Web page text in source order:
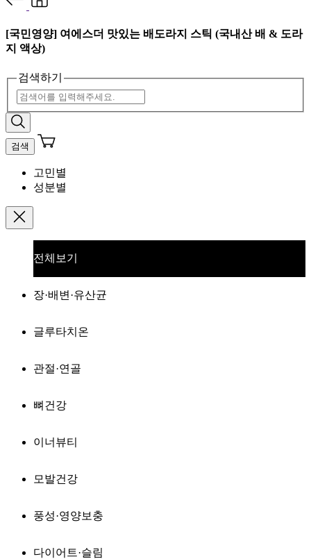
[국민영양] 여에스더 맛있는 배도라지 스틱 (국내산 배 & 도라
지 액상)
검색하기
검색
고민별
성분별
전체보기
장·배변·유산균
글루타치온
관절·연골
뼈건강
이너뷰티
모발건강
풍성·영양보충
다이어트·슬림